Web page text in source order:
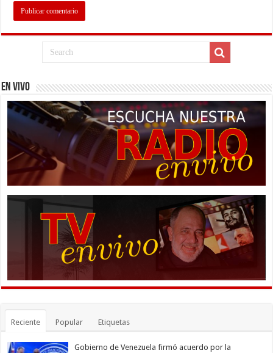
EN VIVO
Reciente Popular Etiquetas
Gobierno de Venezuela firmó acuerdo por la